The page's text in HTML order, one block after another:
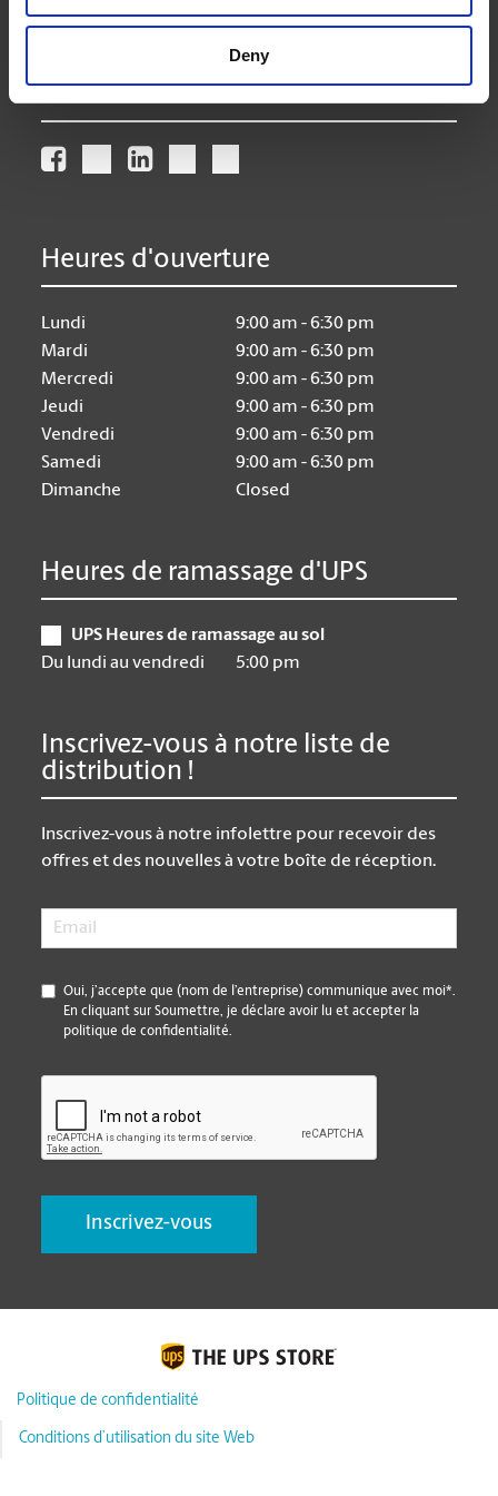
Deny
store103@theupsstore.ca
Nous suivre
Heures d'ouverture
Lundi
9:00 am - 6:30 pm
Mardi
9:00 am - 6:30 pm
Mercredi
9:00 am - 6:30 pm
Jeudi
9:00 am - 6:30 pm
Vendredi
9:00 am - 6:30 pm
Samedi
9:00 am - 6:30 pm
Dimanche
Closed
Heures de ramassage d'UPS
UPS Heures de ramassage au sol
Du lundi au vendredi
5:00 pm
Inscrivez-vous à notre liste de
distribution !
Inscrivez-vous à notre infolettre pour recevoir des
offres et des nouvelles à votre boîte de réception.
Email
*
Oui, j’accepte que (nom de l’entreprise) communique avec moi*.
En cliquant sur Soumettre, je déclare avoir lu et accepter la
politique de confidentialité.
Politique de confidentialité
Conditions d’utilisation du site Web